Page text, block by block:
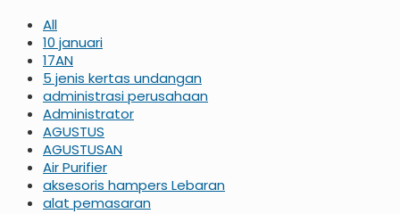
All
10 januari
17AN
5 jenis kertas undangan
administrasi perusahaan
Administrator
AGUSTUS
AGUSTUSAN
Air Purifier
aksesoris hampers Lebaran
alat pemasaran